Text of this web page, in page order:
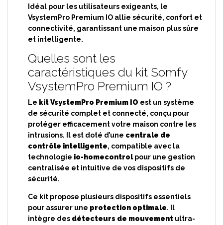
Idéal pour les utilisateurs exigeants, le
VsystemPro Premium IO allie sécurité, confort et
connectivité, garantissant une maison plus sûre
et intelligente.
Quelles sont les
caractéristiques du kit Somfy
VsystemPro Premium IO ?
Le kit VsystemPro Premium IO est un système
de sécurité complet et connecté, conçu pour
protéger efficacement votre maison contre les
intrusions. Il est doté d’une centrale de
contrôle intelligente, compatible avec la
technologie io-homecontrolpour une gestion
centralisée et intuitive de vos dispositifs de
sécurité.
Ce kit propose plusieurs dispositifs essentiels
pour assurer une protection optimale. Il
intègre des détecteurs de mouvement ultra-